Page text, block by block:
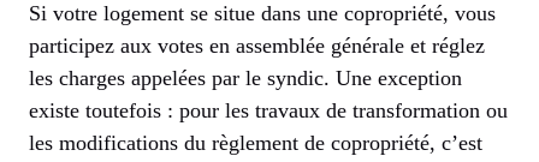
Si votre logement se situe dans une copropriété, vous
participez aux votes en assemblée générale et réglez
les charges appelées par le syndic. Une exception
existe toutefois : pour les travaux de transformation ou
les modifications du règlement de copropriété, c’est